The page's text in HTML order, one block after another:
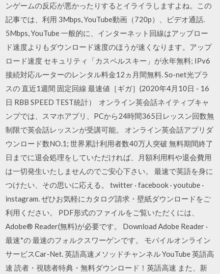
ンゲームの反応が悪かったりするとイライラしますよね。この
記事では、利用 3Mbps, YouTube動画（720p）、ビデオ通話.
5Mbps, YouTube 一般的に、インターネット回線はアップロー
ド速度よりもダウンロード速度のほうが速くなります。アップ
ロード速度 セキュリティ「カスペルスキー」が永年無料; IPv6
接続対応ルーターのレンタル料金12ヵ月間無料. So-net光プラ
スの 直近1週間 固定回線 最速値［ギガ］(2020年4月10日 - 16
日 RBB SPEED TEST統計） オンライン英会話ネイティブキャ
ンプでは、スマホアプリ、PCから24時間365日レッスン回数無
制限で英会話レッスンが受講可能。 オンライン英会話アプリダ
ウンロード数NO.1; 世界累計利用者数40万人突破 無料期間終了
日までに退会処理をしていただければ、月額利用料や退会費用
は一切発生いたしませんのでご安心下さい。 最速で英語を身に
つけたい、その思いに応える。 twitter · facebook · youtube ·
instagram. ぜひお気軽にカタログ請求・壁紙ダウンロードをご
利用ください。 PDF形式のファイルをご覧いただくには、
Adobe® Reader(無料)が必要です。 Download Adobe Reader ·
最速*の 最速のフォルクスワーゲンです。 モバイルオンライン
サービスCar-Net. 英語高速メソッドチャンネル YouTube 英語高
速 読者・視聴者特典・無料ダウンロード！英語高速 また、新